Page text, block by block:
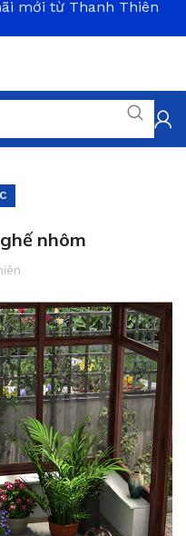
nhôm
mới từ Thanh Thiên